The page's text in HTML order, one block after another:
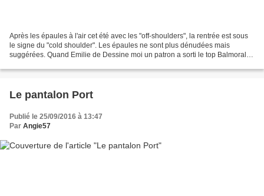
Après les épaules à l'air cet été avec les "off-shoulders", la rentrée est sous
le signe du "cold shoulder". Les épaules ne sont plus dénudées mais
suggérées. Quand Emilie de Dessine moi un patron a sorti le top Balmoral
Le pantalon Port
Publié le 25/09/2016 à 13:47
Par Angie57